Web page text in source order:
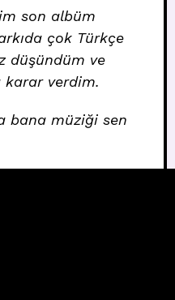
son albüm
çok Türkçe
düşündüm ve
karar verdim.
bana müziği sen